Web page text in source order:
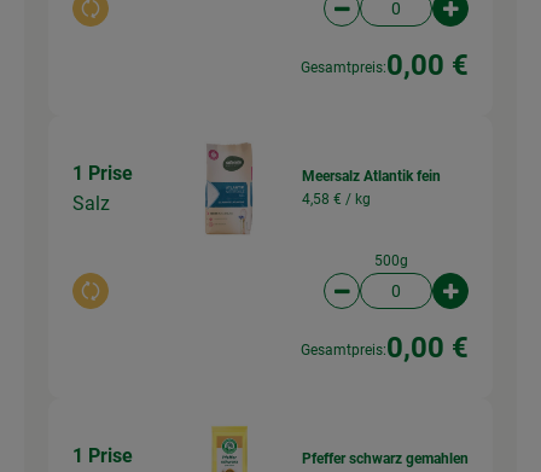
Auswahl ändern Artikelanzahl
Gesamtpreis:0,00 €
1 Prise
Salz
Auswahl ändern
Meersalz Atlantik fein
4,58 € / kg
500g
Artikelanzahl
Gesamtpreis:0,00 €
1 Prise
Pfeffer schwarz gemahlen